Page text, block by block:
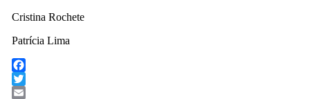
Cristina Rochete
Patrícia Lima
Facebook
Twitter